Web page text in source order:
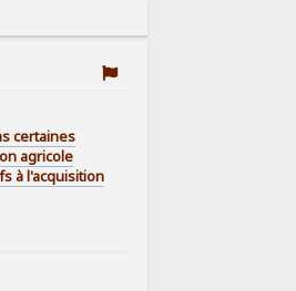
certaines
agricole
à l'acquisition